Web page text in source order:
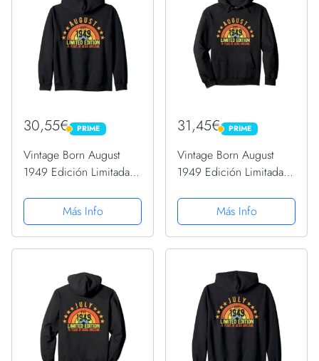
30,55€ PRIME
PRIME
Vintage Born August
1949 Edición Limitada
Sudadera con Capucha
Más Info
31,45€ PRIME
PRIME
Vintage Born August
1949 Edición Limitada
Sudadera con Capucha
Más Info